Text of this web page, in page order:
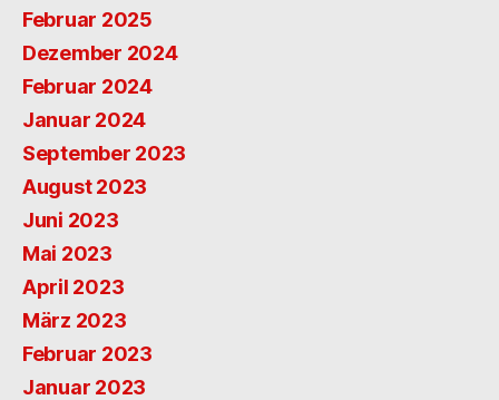
Februar 2025
Dezember 2024
Februar 2024
Januar 2024
September 2023
August 2023
Juni 2023
Mai 2023
April 2023
März 2023
Februar 2023
Januar 2023